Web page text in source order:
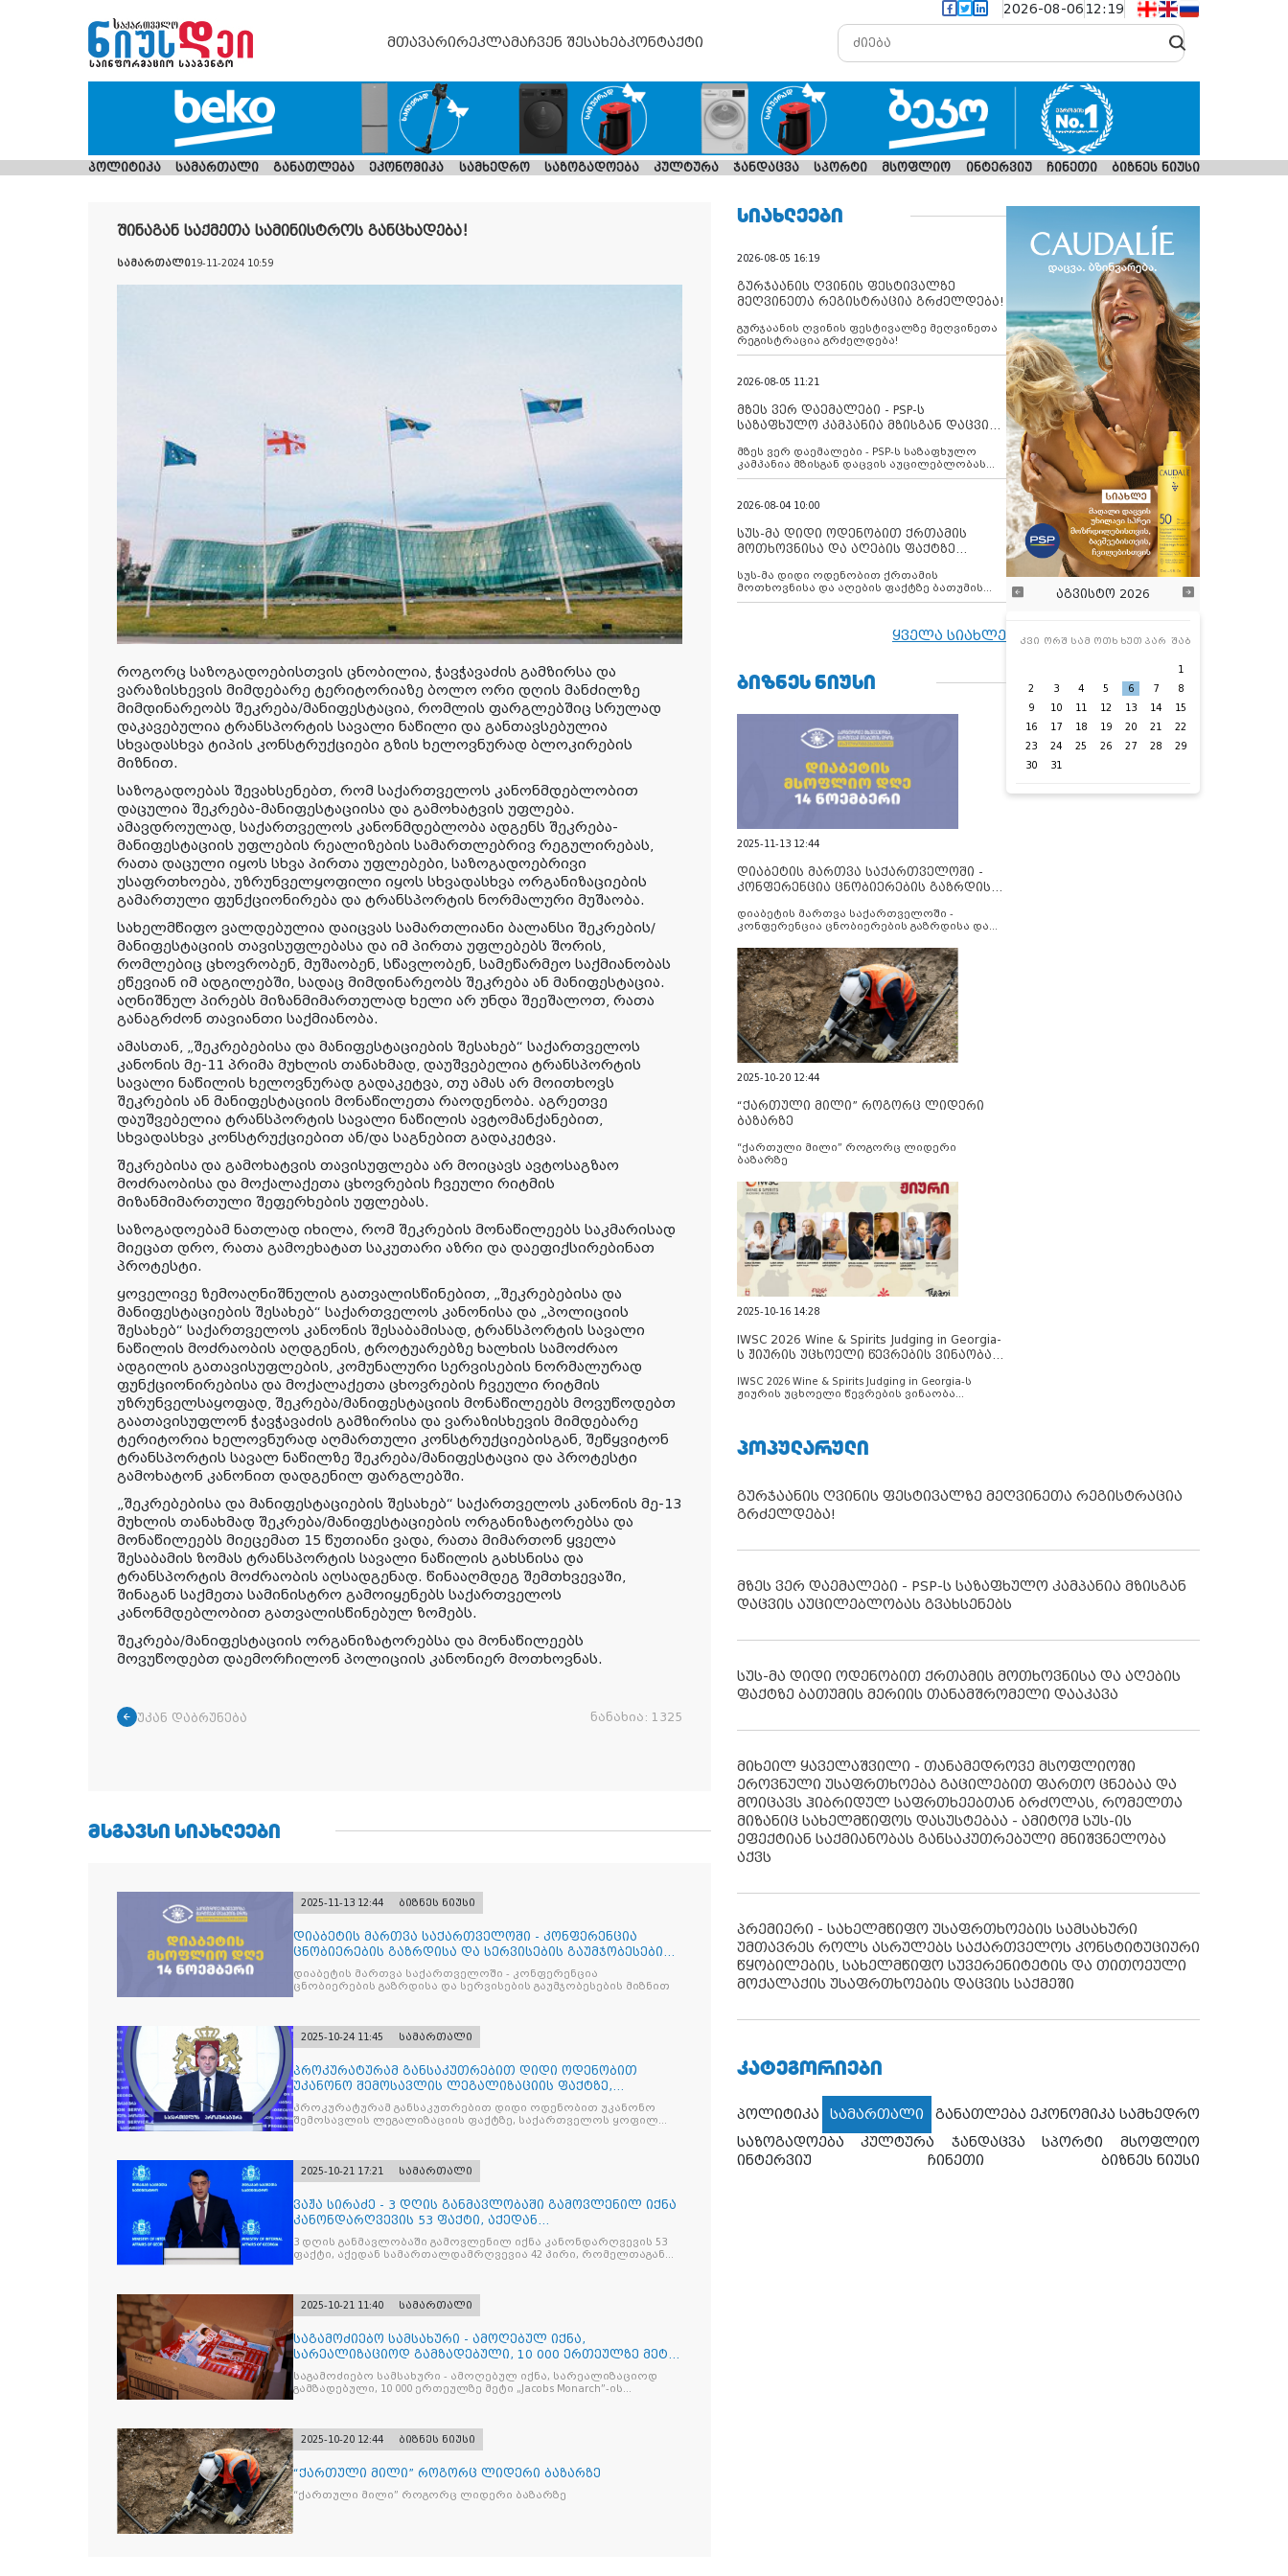
2026-08-06 12:19
მთავარირეკლამაჩვენ შესახებკონტაქტი
პოლიტიკა სამართალი განათლება ეკონომიკა სამხედრო საზოგადოება კულტურა ჯანდაცვა სპორტი მსოფლიო ინტერვიუ ჩინეთი ბიზნეს ნიუსი
შინაგან საქმეთა სამინისტროს განცხადება!
სამართალი19-11-2024 10:59
როგორც საზოგადოებისთვის ცნობილია, ჭავჭავაძის გამზირსა და
ვარაზისხევის მიმდებარე ტერიტორიაზე ბოლო ორი დღის მანძილზე
მიმდინარეობს შეკრება/მანიფესტაცია, რომლის ფარგლებშიც სრულად
დაკავებულია ტრანსპორტის სავალი ნაწილი და განთავსებულია
სხვადასხვა ტიპის კონსტრუქციები გზის ხელოვნურად ბლოკირების
მიზნით.
საზოგადოებას შევახსენებთ, რომ საქართველოს კანონმდებლობით
დაცულია შეკრება-მანიფესტაციისა და გამოხატვის უფლება.
ამავდროულად, საქართველოს კანონმდებლობა ადგენს შეკრება-
მანიფესტაციის უფლების რეალიზების სამართლებრივ რეგულირებას,
რათა დაცული იყოს სხვა პირთა უფლებები, საზოგადოებრივი
უსაფრთხოება, უზრუნველყოფილი იყოს სხვადასხვა ორგანიზაციების
გამართული ფუნქციონირება და ტრანსპორტის ნორმალური მუშაობა.
სახელმწიფო ვალდებულია დაიცვას სამართლიანი ბალანსი შეკრების/
მანიფესტაციის თავისუფლებასა და იმ პირთა უფლებებს შორის,
რომლებიც ცხოვრობენ, მუშაობენ, სწავლობენ, სამეწარმეო საქმიანობას
ეწევიან იმ ადგილებში, სადაც მიმდინარეობს შეკრება ან მანიფესტაცია.
აღნიშნულ პირებს მიზანმიმართულად ხელი არ უნდა შეეშალოთ, რათა
განაგრძონ თავიანთი საქმიანობა.
ამასთან, „შეკრებებისა და მანიფესტაციების შესახებ“ საქართველოს
კანონის მე-11 პრიმა მუხლის თანახმად, დაუშვებელია ტრანსპორტის
სავალი ნაწილის ხელოვნურად გადაკეტვა, თუ ამას არ მოითხოვს
შეკრების ან მანიფესტაციის მონაწილეთა რაოდენობა. აგრეთვე
დაუშვებელია ტრანსპორტის სავალი ნაწილის ავტომანქანებით,
სხვადასხვა კონსტრუქციებით ან/და საგნებით გადაკეტვა.
შეკრებისა და გამოხატვის თავისუფლება არ მოიცავს ავტოსაგზაო
მოძრაობისა და მოქალაქეთა ცხოვრების ჩვეული რიტმის
მიზანმიმართული შეფერხების უფლებას.
საზოგადოებამ ნათლად იხილა, რომ შეკრების მონაწილეებს საკმარისად
მიეცათ დრო, რათა გამოეხატათ საკუთარი აზრი და დაეფიქსირებინათ
პროტესტი.
ყოველივე ზემოაღნიშნულის გათვალისწინებით, „შეკრებებისა და
მანიფესტაციების შესახებ“ საქართველოს კანონისა და „პოლიციის
შესახებ“ საქართველოს კანონის შესაბამისად, ტრანსპორტის სავალი
ნაწილის მოძრაობის აღდგენის, ტროტუარებზე ხალხის სამოძრაო
ადგილის გათავისუფლების, კომუნალური სერვისების ნორმალურად
ფუნქციონირებისა და მოქალაქეთა ცხოვრების ჩვეული რიტმის
უზრუნველსაყოფად, შეკრება/მანიფესტაციის მონაწილეებს მოვუწოდებთ
გაათავისუფლონ ჭავჭავაძის გამზირისა და ვარაზისხევის მიმდებარე
ტერიტორია ხელოვნურად აღმართული კონსტრუქციებისგან, შეწყვიტონ
ტრანსპორტის სავალ ნაწილზე შეკრება/მანიფესტაცია და პროტესტი
გამოხატონ კანონით დადგენილ ფარგლებში.
„შეკრებებისა და მანიფესტაციების შესახებ“ საქართველოს კანონის მე-13
მუხლის თანახმად შეკრება/მანიფესტაციების ორგანიზატორებსა და
მონაწილეებს მიეცემათ 15 წუთიანი ვადა, რათა მიმართონ ყველა
შესაბამის ზომას ტრანსპორტის სავალი ნაწილის გახსნისა და
ტრანსპორტის მოძრაობის აღსადგენად. წინააღმდეგ შემთხვევაში,
შინაგან საქმეთა სამინისტრო გამოიყენებს საქართველოს
კანონმდებლობით გათვალისწინებულ ზომებს.
შეკრება/მანიფესტაციის ორგანიზატორებსა და მონაწილეებს
მოვუწოდებთ დაემორჩილონ პოლიციის კანონიერ მოთხოვნას.
უკან დაბრუნება ნანახია: 1325
ᲛᲡᲒᲐᲕᲡᲘ ᲡᲘᲐᲮᲚᲔᲔᲑᲘ
2025-11-13 12:44 ბიზნეს ნიუსი
დიაბეტის მართვა საქართველოში - კონფერენცია
ცნობიერების გაზრდისა და სერვისების გაუმჯობესების
მიზნით
დიაბეტის მართვა საქართველოში - კონფერენცია
ცნობიერების გაზრდისა და სერვისების გაუმჯობესების მიზნით
2025-10-24 11:45 სამართალი
პროკურატურამ განსაკუთრებით დიდი ოდენობით
უკანონო შემოსავლის ლეგალიზაციის ფაქტზე,
საქართველოს ყოფილ პ
პროკურატურამ განსაკუთრებით დიდი ოდენობით უკანონო
შემოსავლის ლეგალიზაციის ფაქტზე, საქართველოს ყოფილ
2025-10-21 17:21 სამართალი
ვაჟა სირაძე - 3 დღის განმავლობაში გამოვლენილ იქნა
კანონდარღვევის 53 ფაქტი, აქედან
სამართალდამრღვევია
3 დღის განმავლობაში გამოვლენილ იქნა კანონდარღვევის 53
ფაქტი, აქედან სამართალდამრღვევია 42 პირი, რომელთაგან
2025-10-21 11:40 სამართალი
საგამოძიებო სამსახური - ამოღებულ იქნა,
სარეალიზაციოდ გამზადებული, 10 000 ერთეულზე მეტი
„Jacobs Monar
საგამოძიებო სამსახური - ამოღებულ იქნა, სარეალიზაციოდ
გამზადებული, 10 000 ერთეულზე მეტი „Jacobs Monarch”-ის
2025-10-20 12:44
ბიზნეს ნიუსი
“ქართული მილი” როგორც ლიდერი ბაზარზე
“ქართული მილი” როგორც ლიდერი ბაზარზე
ᲡᲘᲐᲮᲚᲔᲔᲑᲘ
2026-08-05 16:19
გურჯაანის ღვინის ფესტივალზე
მეღვინეთა რეგისტრაცია გრძელდება!
გურჯაანის ღვინის ფესტივალზე მეღვინეთა
რეგისტრაცია გრძელდება!
2026-08-05 11:21
მზეს ვერ დაემალები - PSP-ს
საზაფხულო კამპანია მზისგან დაცვის
მზეს ვერ დაემალები - PSP-ს საზაფხულო
კამპანია მზისგან დაცვის აუცილებლობას
გვახსენებს
2026-08-04 10:00
სუს-მა დიდი ოდენობით ქრთამის
მოთხოვნისა და აღების ფაქტზე
დააკავა
სუს-მა დიდი ოდენობით ქრთამის
მოთხოვნისა და აღების ფაქტზე ბათუმის
მერიის თანამშრომელი დააკავა
ყველა სიახლე
ᲑᲘᲖᲜᲔᲡ ᲜᲘᲣᲡᲘ
2025-11-13 12:44
დიაბეტის მართვა საქართველოში -
კონფერენცია ცნობიერების გაზრდისა
დიაბეტის მართვა საქართველოში -
კონფერენცია ცნობიერების გაზრდისა და
2025-10-20 12:44
“ქართული მილი” როგორც ლიდერი
ბაზარზე
“ქართული მილი” როგორც ლიდერი
ბაზარზე
2025-10-16 14:28
IWSC 2026 Wine & Spirits Judging in Georgia-
ს ჟიურის უცხოელი წევრების ვინაობა
IWSC 2026 Wine & Spirits Judging in Georgia-ს
ჟიურის უცხოელი წევრების ვინაობა
აგვისტო 2026
კვი ორშ სამ ოთხ ხუთ პარ შაბ
1
2
3 4 5 6 7
8
9
10 11 12 13 14
15
16
17 18 19 20 21
22
23
24 25 26 27 28
29
30
31
ᲞᲝᲞᲣᲚᲐᲠᲣᲚᲘ
გურჯაანის ღვინის ფესტივალზე მეღვინეთა რეგისტრაცია
გრძელდება!
მზეს ვერ დაემალები - PSP-ს საზაფხულო კამპანია მზისგან
დაცვის აუცილებლობას გვახსენებს
სუს-მა დიდი ოდენობით ქრთამის მოთხოვნისა და აღების
ფაქტზე ბათუმის მერიის თანამშრომელი დააკავა
მიხეილ ყაველაშვილი - თანამედროვე მსოფლიოში
ეროვნული უსაფრთხოება გაცილებით ფართო ცნებაა და
მოიცავს ჰიბრიდულ საფრთხეებთან ბრძოლას, რომელთა
მიზანიც სახელმწიფოს დასუსტებაა - ამიტომ სუს-ის
ეფექტიან საქმიანობას განსაკუთრებული მნიშვნელობა
აქვს
პრემიერი - სახელმწიფო უსაფრთხოების სამსახური
უმთავრეს როლს ასრულებს საქართველოს კონსტიტუციური
წყობილების, სახელმწიფო სუვერენიტეტის და თითოეული
მოქალაქის უსაფრთხოების დაცვის საქმეში
ᲙᲐᲢᲔᲒᲝᲠᲘᲔᲑᲘ
პოლიტიკა სამართალი განათლება ეკონომიკა სამხედრო
საზოგადოება
კულტურა ჯანდაცვა სპორტი
მსოფლიო
ინტერვიუ
ჩინეთი ბიზნეს ნიუსი